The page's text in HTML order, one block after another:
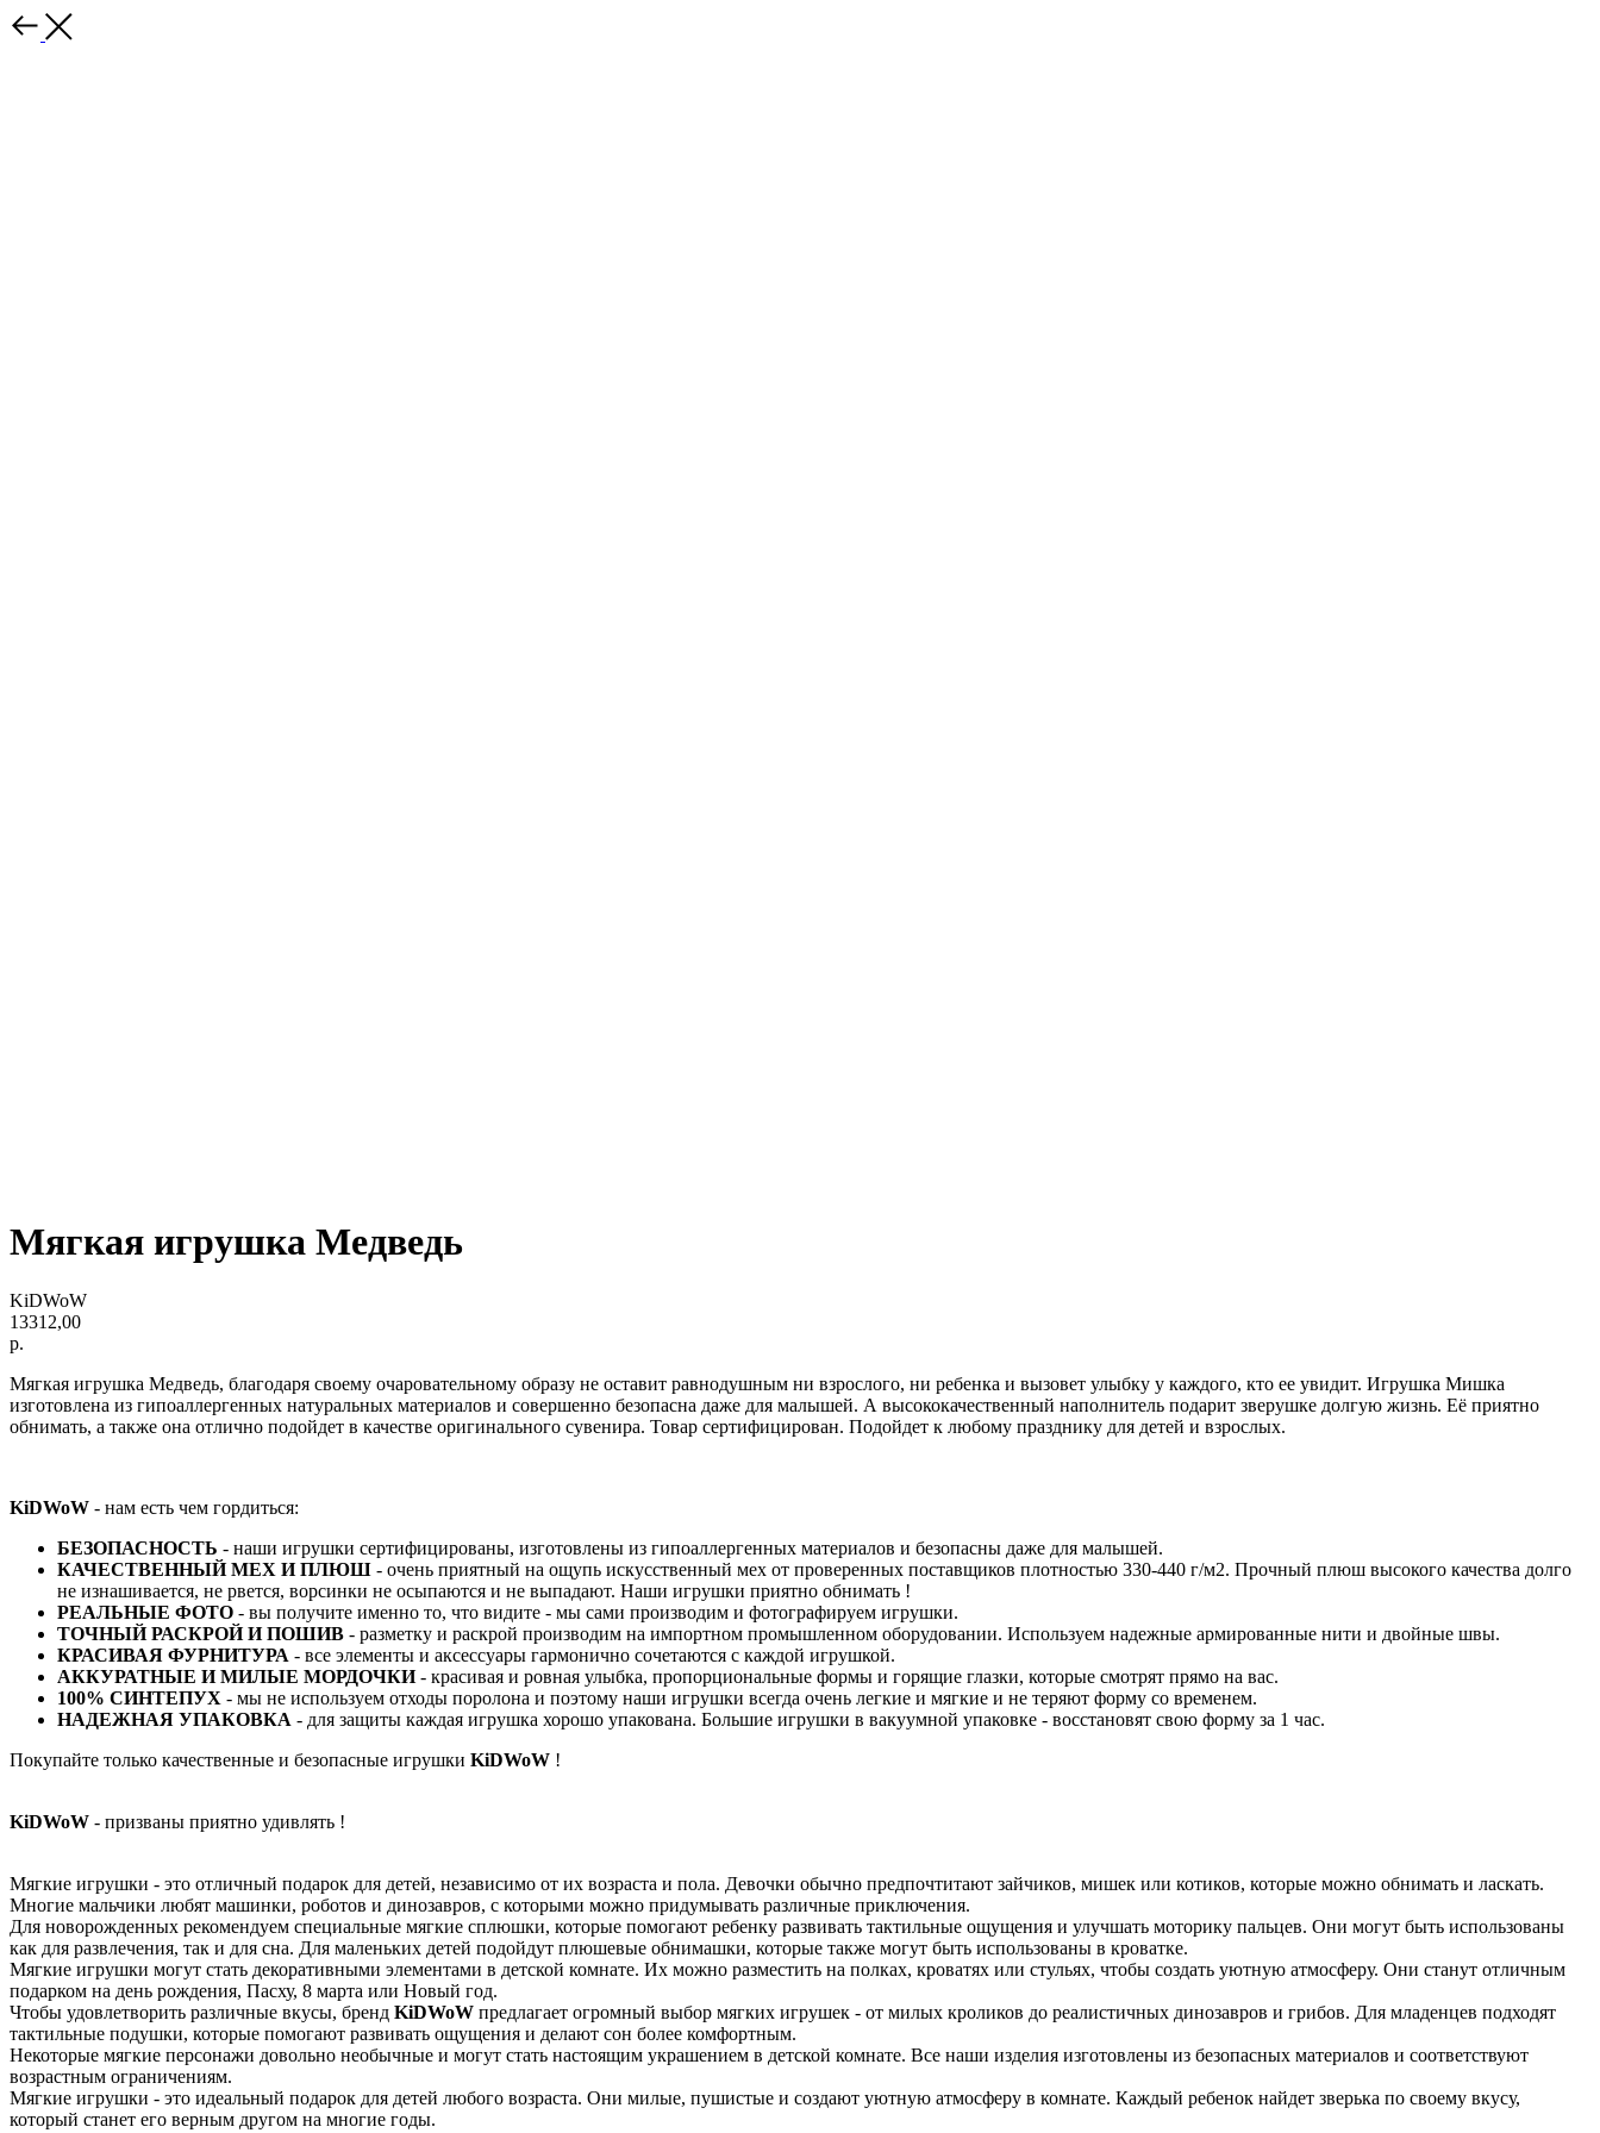
Мягкая игрушка Медведь
KiDWoW
13312,00
р.
Мягкая игрушка Медведь, благодаря своему очаровательному образу не оставит равнодушным ни взрослого, ни ребенка и вызовет улыбку у каждого, кто ее увидит. Игрушка Мишка
изготовлена из гипоаллергенных натуральных материалов и совершенно безопасна даже для малышей. А высококачественный наполнитель подарит зверушке долгую жизнь. Её приятно
обнимать, а также она отлично подойдет в качестве оригинального сувенира. Товар сертифицирован. Подойдет к любому празднику для детей и взрослых.
KiDWoW - нам есть чем гордиться:
БЕЗОПАСНОСТЬ - наши игрушки сертифицированы, изготовлены из гипоаллергенных материалов и безопасны даже для малышей.
КАЧЕСТВЕННЫЙ МЕХ И ПЛЮШ - очень приятный на ощупь искусственный мех от проверенных поставщиков плотностью 330-440 г/м2. Прочный плюш высокого качества долго
не изнашивается, не рвется, ворсинки не осыпаются и не выпадают. Наши игрушки приятно обнимать !
РЕАЛЬНЫЕ ФОТО - вы получите именно то, что видите - мы сами производим и фотографируем игрушки.
ТОЧНЫЙ РАСКРОЙ И ПОШИВ - разметку и раскрой производим на импортном промышленном оборудовании. Используем надежные армированные нити и двойные швы.
КРАСИВАЯ ФУРНИТУРА - все элементы и аксессуары гармонично сочетаются с каждой игрушкой.
АККУРАТНЫЕ И МИЛЫЕ МОРДОЧКИ- красивая и ровная улыбка, пропорциональные формы и горящие глазки, которые смотрят прямо на вас.
100% СИНТЕПУХ - мы не используем отходы поролона и поэтому наши игрушки всегда очень легкие и мягкие и не теряют форму со временем.
НАДЕЖНАЯ УПАКОВКА - для защиты каждая игрушка хорошо упакована. Большие игрушки в вакуумной упаковке - восстановят свою форму за 1 час.
Покупайте только качественные и безопасные игрушки KiDWoW !
KiDWoW - призваны приятно удивлять !
Мягкие игрушки - это отличный подарок для детей, независимо от их возраста и пола. Девочки обычно предпочтитают зайчиков, мишек или котиков, которые можно обнимать и ласкать.
Многие мальчики любят машинки, роботов и динозавров, с которыми можно придумывать различные приключения.
Для новорожденных рекомендуем специальные мягкие сплюшки, которые помогают ребенку развивать тактильные ощущения и улучшать моторику пальцев. Они могут быть использованы
как для развлечения, так и для сна. Для маленьких детей подойдут плюшевые обнимашки, которые также могут быть использованы в кроватке.
Мягкие игрушки могут стать декоративными элементами в детской комнате. Их можно разместить на полках, кроватях или стульях, чтобы создать уютную атмосферу. Они станут отличным
подарком на день рождения, Пасху, 8 марта или Новый год.
Чтобы удовлетворить различные вкусы, бренд KiDWoW предлагает огромный выбор мягких игрушек - от милых кроликов до реалистичных динозавров и грибов. Для младенцев подходят
тактильные подушки, которые помогают развивать ощущения и делают сон более комфортным.
Некоторые мягкие персонажи довольно необычные и могут стать настоящим украшением в детской комнате. Все наши изделия изготовлены из безопасных материалов и соответствуют
возрастным ограничениям.
Мягкие игрушки - это идеальный подарок для детей любого возраста. Они милые, пушистые и создают уютную атмосферу в комнате. Каждый ребенок найдет зверька по своему вкусу,
который станет его верным другом на многие годы.